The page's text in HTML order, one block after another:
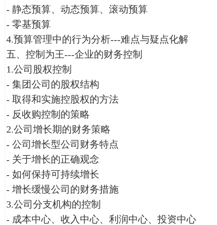
- 静态预算、动态预算、滚动预算
- 零基预算
4.预算管理中的行为分析---难点与疑点化解
五、控制为王---企业的财务控制
1.公司股权控制
- 集团公司的股权结构
- 取得和实施控股权的方法
- 反收购控制的策略
2.公司增长期的财务策略
- 公司增长型公司财务特点
- 关于增长的正确观念
- 如何保持可持续增长
- 增长缓慢公司的财务措施
3.公司分支机构的控制
- 成本中心、收入中心、利润中心、投资中心